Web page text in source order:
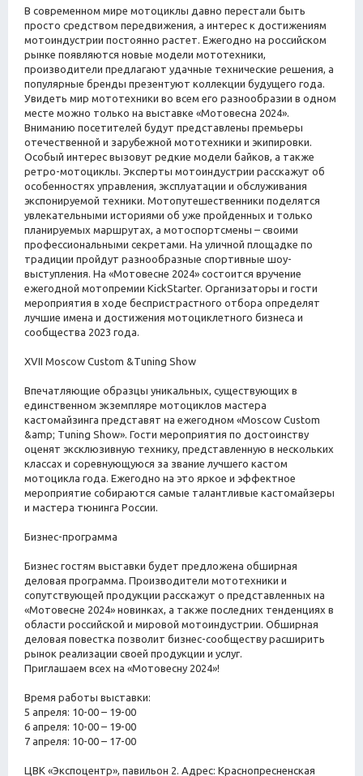
В современном мире мотоциклы давно перестали быть
просто средством передвижения, а интерес к достижениям
мотоиндустрии постоянно растет. Ежегодно на российском
рынке появляются новые модели мототехники,
производители предлагают удачные технические решения, а
популярные бренды презентуют коллекции будущего года.
Увидеть мир мототехники во всем его разнообразии в одном
месте можно только на выставке «Мотовесна 2024».
Вниманию посетителей будут представлены премьеры
отечественной и зарубежной мототехники и экипировки.
Особый интерес вызовут редкие модели байков, а также
ретро-мотоциклы. Эксперты мотоиндустрии расскажут об
особенностях управления, эксплуатации и обслуживания
экспонируемой техники. Мотопутешественники поделятся
увлекательными историями об уже пройденных и только
планируемых маршрутах, а мотоспортсмены – своими
профессиональными секретами. На уличной площадке по
традиции пройдут разнообразные спортивные шоу-
выступления. На «Мотовесне 2024» состоится вручение
ежегодной мотопремии KickStarter. Организаторы и гости
мероприятия в ходе беспристрастного отбора определят
лучшие имена и достижения мотоциклетного бизнеса и
сообщества 2023 года.
XVII Moscow Custom &Tuning Show
Впечатляющие образцы уникальных, существующих в
единственном экземпляре мотоциклов мастера
кастомайзинга представят на ежегодном «Moscow Custom
&amp; Tuning Show». Гости мероприятия по достоинству
оценят эксклюзивную технику, представленную в нескольких
классах и соревнующуюся за звание лучшего кастом
мотоцикла года. Ежегодно на это яркое и эффектное
мероприятие собираются самые талантливые кастомайзеры
и мастера тюнинга России.
Бизнес-программа
Бизнес гостям выставки будет предложена обширная
деловая программа. Производители мототехники и
сопутствующей продукции расскажут о представленных на
«Мотовесне 2024» новинках, а также последних тенденциях в
области российской и мировой мотоиндустрии. Обширная
деловая повестка позволит бизнес-сообществу расширить
рынок реализации своей продукции и услуг.
Приглашаем всех на «Мотовесну 2024»!
Время работы выставки:
5 апреля: 10-00 – 19-00
6 апреля: 10-00 – 19-00
7 апреля: 10-00 – 17-00
ЦВК «Экспоцентр», павильон 2. Адрес: Краснопресненская